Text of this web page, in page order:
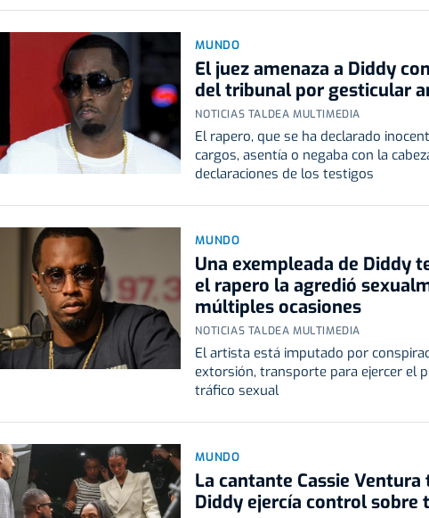
MUNDO
El juez amenaza a Diddy
del tribunal por gesticular
NOTICIAS TALDEA MULTIMEDIA
El rapero, que se ha declarado
cargos, asentía o negaba con la
declaraciones de los testigos
MUNDO
Una exempleada de Diddy
el rapero la agredió
múltiples ocasiones
NOTICIAS TALDEA MULTIMEDIA
El artista está imputado por
extorsión, transporte para ejercer el
tráfico sexual
MUNDO
La cantante Cassie
Diddy ejercía control sobre